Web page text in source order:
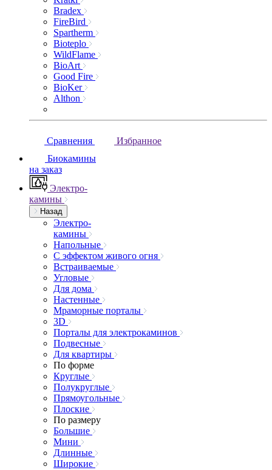
Bradex
FireBird
Spartherm
Bioteplo
WildFlame
BioArt
Good Fire
BioKer
Althon
Сравнения
Избранное
Биокамины
на заказ
Электро-
камины
Назад
Электро-
камины
Напольные
С эффектом живого огня
Встраиваемые
Угловые
Для дома
Настенные
Мраморные порталы
3D
Порталы для электрокаминов
Подвесные
Для квартиры
По форме
Круглые
Полукруглые
Прямоугольные
Плоские
По размеру
Большие
Мини
Длинные
Широкие